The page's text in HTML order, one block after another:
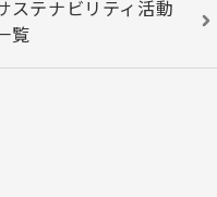
ステナビリティ活動
覧